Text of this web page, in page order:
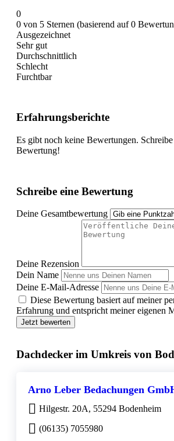
0
0 von 5 Sternen (basierend auf 0
Ausgezeichnet
Sehr gut
Durchschnittlich
Schlecht
Furchtbar
Erfahrungsberichte
Es gibt noch keine Bewertungen. Schreibe
Bewertung!
Schreibe eine Bewertung
Deine Gesamtbewertung
Deine Rezension
Dein Name
Deine E-Mail-Adresse
Diese Bewertung basiert auf meiner
Erfahrung und entspricht meiner eigenen
Jetzt bewerten
Dachdecker im Umkreis von
Arno Leber Bedachungen
Hilgestr. 20A, 55294 Bodenheim
(06135) 7055980